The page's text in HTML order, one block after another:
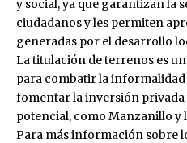
y social, ya que garantizan la
ciudadanos y les permiten
generadas por el desarrollo
La titulación de terrenos es
para combatir la informalidad
fomentar la inversión privada
potencial, como Manzanillo
Para más información sobre